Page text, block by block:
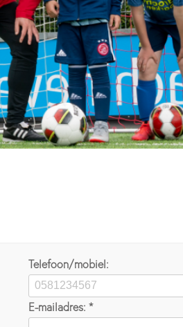
Telefoon/mobiel:
E-mailadres: *